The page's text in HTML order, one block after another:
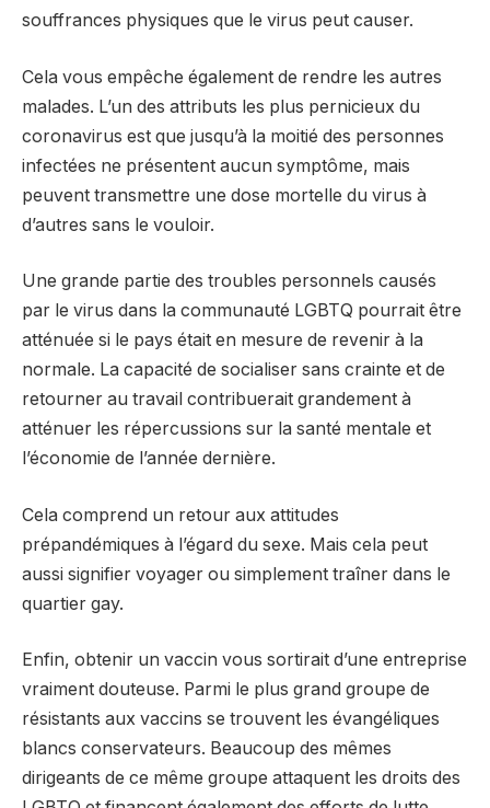
souffrances physiques que le virus peut causer.
Cela vous empêche également de rendre les autres
malades. L’un des attributs les plus pernicieux du
coronavirus est que jusqu’à la moitié des personnes
infectées ne présentent aucun symptôme, mais
peuvent transmettre une dose mortelle du virus à
d’autres sans le vouloir.
Une grande partie des troubles personnels causés
par le virus dans la communauté LGBTQ pourrait être
atténuée si le pays était en mesure de revenir à la
normale. La capacité de socialiser sans crainte et de
retourner au travail contribuerait grandement à
atténuer les répercussions sur la santé mentale et
l’économie de l’année dernière.
Cela comprend un retour aux attitudes
prépandémiques à l’égard du sexe. Mais cela peut
aussi signifier voyager ou simplement traîner dans le
quartier gay.
Enfin, obtenir un vaccin vous sortirait d’une entreprise
vraiment douteuse. Parmi le plus grand groupe de
résistants aux vaccins se trouvent les évangéliques
blancs conservateurs. Beaucoup des mêmes
dirigeants de ce même groupe attaquent les droits des